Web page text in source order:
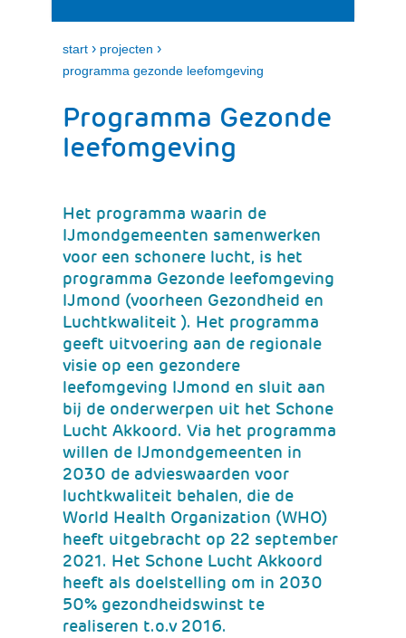
e
n
t
a
p
e
n
start › projecten ›
programma gezonde leefomgeving
Programma Gezonde
leefomgeving
Het programma waarin de
IJmondgemeenten samenwerken
voor een schonere lucht, is het
programma Gezonde leefomgeving
IJmond (voorheen Gezondheid en
Luchtkwaliteit ). Het programma
geeft uitvoering aan de regionale
visie op een gezondere
leefomgeving IJmond en sluit aan
bij de onderwerpen uit het Schone
Lucht Akkoord. Via het programma
willen de IJmondgemeenten in
2030 de advieswaarden voor
luchtkwaliteit behalen, die de
World Health Organization (WHO)
heeft uitgebracht op 22 september
2021. Het Schone Lucht Akkoord
heeft als doelstelling om in 2030
50% gezondheidswinst te
realiseren t.o.v 2016.